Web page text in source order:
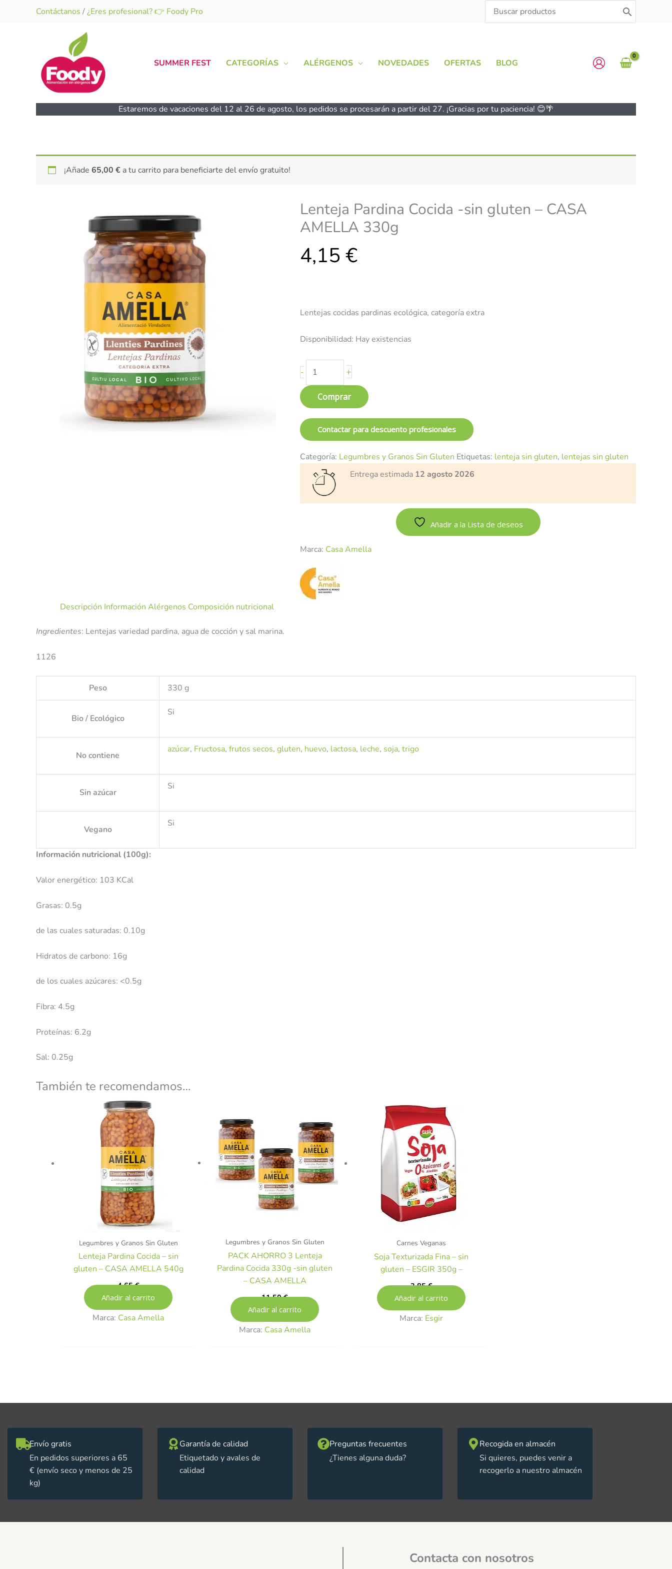
Contáctanos /¿Eres profesional? 👉 Foody Pro
Search
for:
SUMMER FEST CATEGORÍAS ALÉRGENOS NOVEDADES OFERTAS BLOG
Estaremos de vacaciones del 12 al 26 de agosto, los pedidos se procesarán a partir del 27. ¡Gracias por tu paciencia! 😊🌴
¡Añade 65,00 € a tu carrito para beneficiarte del envío gratuito!
Lenteja Pardina Cocida -sin gluten – CASA
AMELLA 330g
4,15 €
Lentejas cocidas pardinas ecológica, categoría extra
Disponibilidad: Hay existencias
-
sin
gluten
CASA
AMELLA
+
Comprar
Contactar para descuento profesionales
Categoría: Legumbres y Granos Sin Gluten Etiquetas: lenteja sin gluten, lentejas sin gluten
Entrega estimada 12 agosto 2026
Añadir a la Lista de deseos
Marca: Casa Amella
Descripción Información Alérgenos Composición nutricional
Ingredientes: Lentejas variedad pardina, agua de cocción y sal marina.
1126
Peso 330 g
Bio / Ecológico
Si
No contiene
azúcar, Fructosa, frutos secos, gluten, huevo, lactosa, leche, soja, trigo
Sin azúcar
Si
Vegano
Si
Información nutricional (100g):
Valor energético: 103 KCal
Grasas: 0.5g
de las cuales saturadas: 0.10g
Hidratos de carbono: 16g
de los cuales azúcares: <0.5g
Fibra: 4.5g
Proteínas: 6.2g
Sal: 0.25g
También te recomendamos…
Legumbres y Granos Sin Gluten
Lenteja Pardina Cocida – sin
gluten – CASA AMELLA 540g
4,65€
Añadir al carrito
Marca: Casa Amella
Legumbres y Granos Sin Gluten
PACK AHORRO 3 Lenteja
Pardina Cocida 330g -sin gluten
– CASA AMELLA
11,50€
Añadir al carrito
Marca: Casa Amella
Carnes Veganas
Soja Texturizada Fina – sin
gluten – ESGIR 350g –
2,85€
Añadir al carrito
Marca: Esgir
Envío gratis
En pedidos superiores a 65
€ (envío seco y menos de 25
kg)
Garantía de calidad
Etiquetado y avales de
calidad
Preguntas frecuentes
¿Tienes alguna duda?
Recogida en almacén
Si quieres, puedes venir a
recogerlo a nuestro almacén
Contacta con nosotros